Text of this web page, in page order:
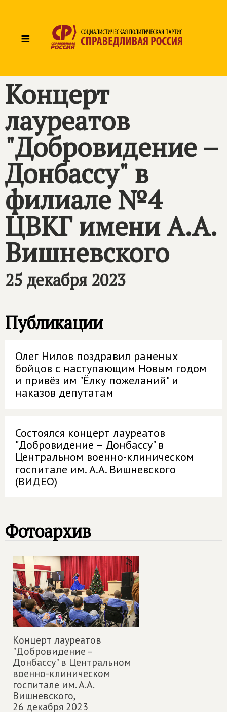
≡
Концерт
лауреатов
"Добровидение –
Донбассу" в
филиале №4
ЦВКГ имени А.А.
Вишневского
25 декабря 2023
Публикации
Олег Нилов поздравил раненых
бойцов с наступающим Новым годом
и привёз им "Ёлку пожеланий" и
наказов депутатам
Состоялся концерт лауреатов
"Добровидение – Донбассу" в
Центральном военно-клиническом
госпитале им. А.А. Вишневского
(ВИДЕО)
Фотоархив
Концерт лауреатов
"Добровидение –
Донбассу" в Центральном
военно-клиническом
госпитале им. А.А.
Вишневского,
26 декабря 2023